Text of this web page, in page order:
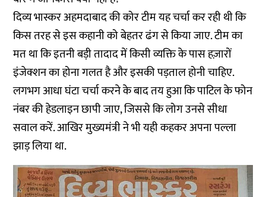
दिव्य भास्कर अहमदाबाद की कोर टीम यह चर्चा कर रही थी कि
किस तरह से इस कहानी को बेहतर ढंग से किया जाए. टीम का
मत था कि इतनी बड़ी तादाद में किसी व्यक्ति के पास हज़ारों
इंजेक्शन का होना गलत है और इसकी पड़ताल होनी चाहिए.
लगभग आधा घंटा चर्चा करने के बाद तय हुआ कि पाटिल के फोन
नंबर की हेडलाइन छापी जाए, जिससे कि लोग उनसे सीधा
सवाल करें. आखिर मुख्यमंत्री ने भी यही कहकर अपना पल्ला
झाड़ लिया था.